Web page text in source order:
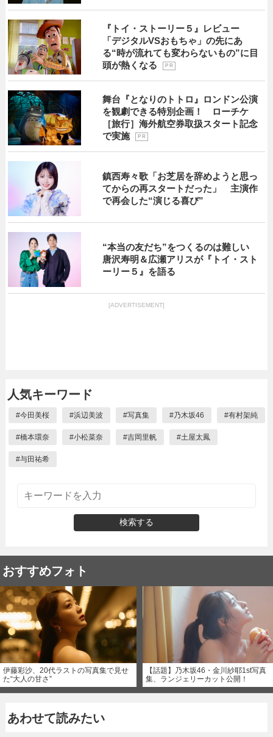
『トイ・ストーリー５』レビュー
「デジタルVSおもちゃ」の先にあ
る“時が流れても変わらないもの”に目
頭が熱くなる
P R
舞台『となりのトトロ』ロンドン公演
を観劇できる特別企画！ ローチケ
［旅行］海外航空券取扱スタート記念
で実施
P R
鎮西寿々歌「お芝居を辞めようと思っ
てからの再スタートだった」 主演作
で再会した“演じる喜び”
“本当の友だち”をつくるのは難しい
唐沢寿明＆広瀬アリスが『トイ・スト
ーリー５』を語る
[ADVERTISEMENT]
人気キーワード
#今田美桜 #浜辺美波 #写真集 #乃木坂46 #有村架純
#橋本環奈 #小松菜奈 #吉岡里帆 #土屋太鳳
#与田祐希
検索する
おすすめフォト
伊藤彩沙、20代ラストの写真集で見せ
た“大人の甘さ”
【話題】乃木坂46・金川紗耶1st写真
集、ランジェリーカット公開！
あわせて読みたい